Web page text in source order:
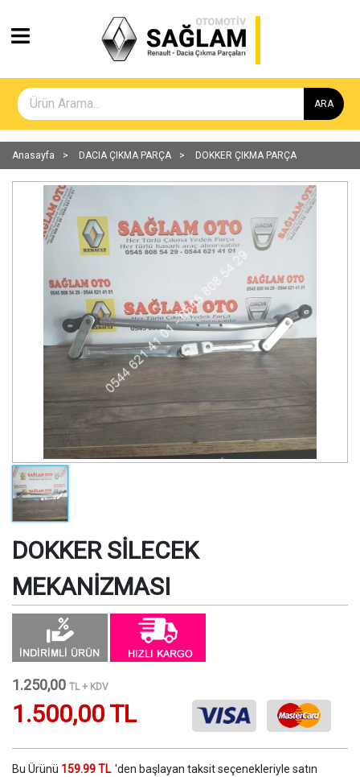
ARA
Anasayfa DACIA ÇIKMA PARÇA DOKKER ÇIKMA PARÇA
DOKKER SİLECEK
MEKANİZMASI
1.250,00 TL + KDV
1.500,00 TL
Bu Ürünü 159.99 TL 'den başlayan taksit seçenekleriyle satın